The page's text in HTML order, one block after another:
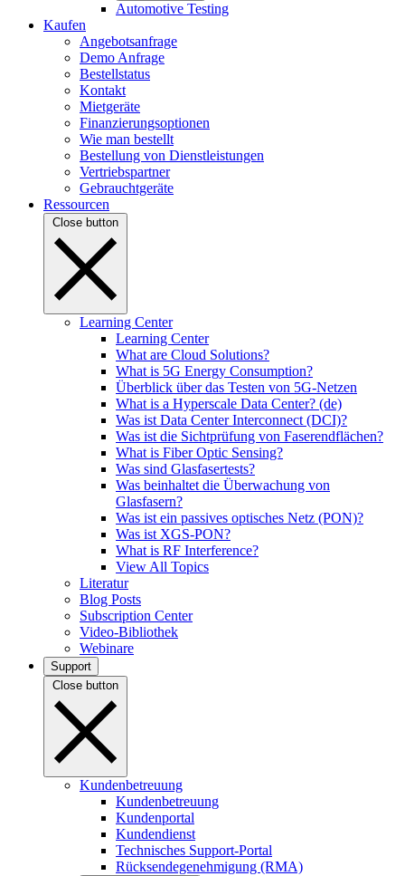
Automotive Testing
Kaufen
Angebotsanfrage
Demo Anfrage
Bestellstatus
Kontakt
Mietgeräte
Finanzierungsoptionen
Wie man bestellt
Bestellung von Dienstleistungen
Vertriebspartner
Gebrauchtgeräte
Ressourcen
Close button
Learning Center
Learning Center
What are Cloud Solutions?
What is 5G Energy Consumption?
Überblick über das Testen von 5G-Netzen
What is a Hyperscale Data Center? (de)
Was ist Data Center Interconnect (DCI)?
Was ist die Sichtprüfung von Faserendflächen?
What is Fiber Optic Sensing?
Was sind Glasfasertests?
Was beinhaltet die Überwachung von
Glasfasern?
Was ist ein passives optisches Netz (PON)?
Was ist XGS-PON?
What is RF Interference?
View All Topics
Literatur
Blog Posts
Subscription Center
Video-Bibliothek
Webinare
Support
Close button
Kundenbetreuung
Kundenbetreuung
Kundenportal
Kundendienst
Technisches Support-Portal
Rücksendegenehmigung (RMA)